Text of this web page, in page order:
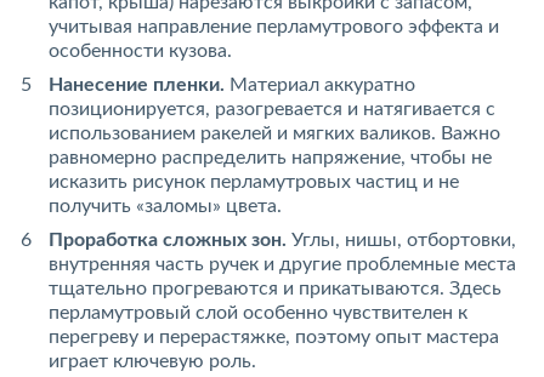
учитывая направление перламутрового эффекта и
особенности кузова.
Нанесение пленки. Материал аккуратно
позиционируется, разогревается и натягивается с
использованием ракелей и мягких валиков. Важно
равномерно распределить напряжение, чтобы не
исказить рисунок перламутровых частиц и не
получить «заломы» цвета.
Проработка сложных зон. Углы, нишы, отбортовки,
внутренняя часть ручек и другие проблемные места
тщательно прогреваются и прикатываются. Здесь
перламутровый слой особенно чувствителен к
перегреву и перерастяжке, поэтому опыт мастера
играет ключевую роль.